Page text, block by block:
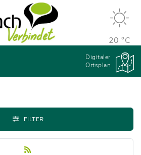
20 °C
Digitaler
Ortsplan
FILTER